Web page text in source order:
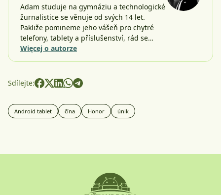
Adam studuje na gymnáziu a technologické
žurnalistice se věnuje od svých 14 let.
Pakliže pomineme jeho vášeň pro chytré
telefony, tablety a příslušenství, rád se…
Więcej o autorze
Sdílejte:
Android tablet čína Honor únik